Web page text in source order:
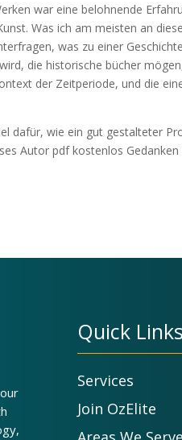
war eine belohnende
Was ich am meisten an
was zu einer
die historische bücher
der Zeitperiode, und die
dafür, wie ein gut gestalteter
Autor pdf kostenlos
Quick Links
Services
Join OzElite